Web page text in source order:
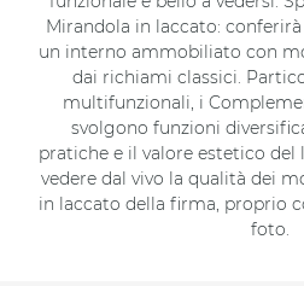
Mirandola in laccato:
un interno ammobiliato con
dai richiami classici.
multifunzionali, i
svolgono funzioni
pratiche e il valore estetico del
vedere dal vivo la qualità dei
in laccato della firma, proprio
foto.